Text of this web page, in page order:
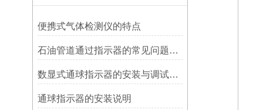
便携式气体检测仪的特点
石油管道通过指示器的常见问题及解决方式
数显式通球指示器的安装与调试技巧
​通球指示器的安装说明